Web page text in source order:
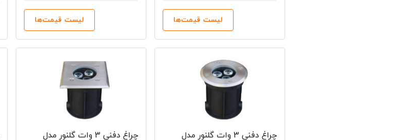
لیست قیمت‌ها لیست قیمت‌ها
چراغ دفنی 3 وات گلنور مدل
چراغ دفنی 3 وات گلنور مدل